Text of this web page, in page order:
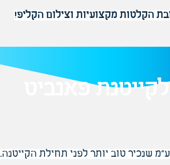
הקלטות מקצועיות וצילום הקליפ!
לקייטנת פאנביט
שנכיר טוב יותר לפני תחילת הקייטנה.